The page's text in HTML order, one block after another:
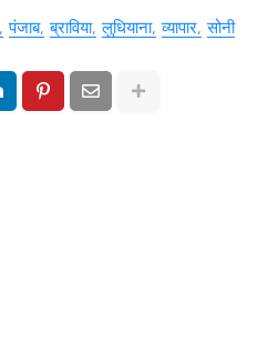
पंजाब ब्राविया लुधियाना व्यापार सोनी